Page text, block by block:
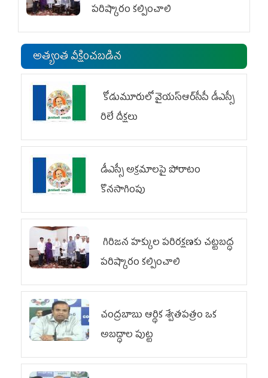
పరిష్కారం కల్పించాలి
అత్యంత వీక్షించబడిన
కోడుమూరులో వైయ‌స్ఆర్‌సీపీ డీఎస్సీ
రిలే దీక్షలు
డీఎస్సీ అక్రమాలపై పోరాటం
కొనసాగింపు
గిరిజన హక్కుల పరిరక్షణకు చట్టబద్ధ
పరిష్కారం కల్పించాలి
చంద్రబాబు ఆర్థిక శ్వేతపత్రం ఒక
అబద్ధాల పుట్ట